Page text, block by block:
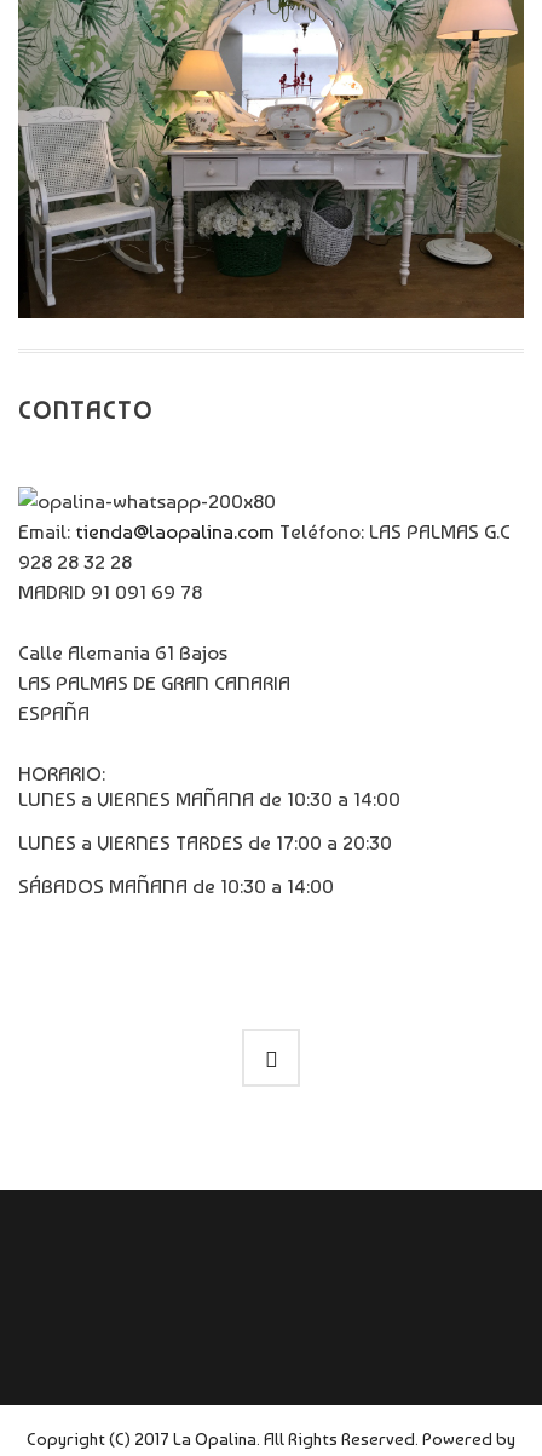
CONTACTO
Email: tienda@laopalina.com Teléfono: LAS PALMAS G.C
928 28 32 28
MADRID 91 091 69 78
Calle Alemania 61 Bajos
LAS PALMAS DE GRAN CANARIA
ESPAÑA
HORARIO:
LUNES a VIERNES MAÑANA de 10:30 a 14:00
LUNES a VIERNES TARDES de 17:00 a 20:30
SÁBADOS MAÑANA de 10:30 a 14:00
Copyright (C) 2017 La Opalina. All Rights Reserved. Powered by